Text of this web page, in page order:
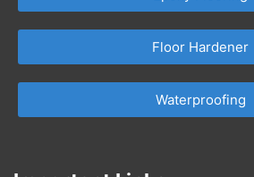
Floor Hardener
Waterproofing